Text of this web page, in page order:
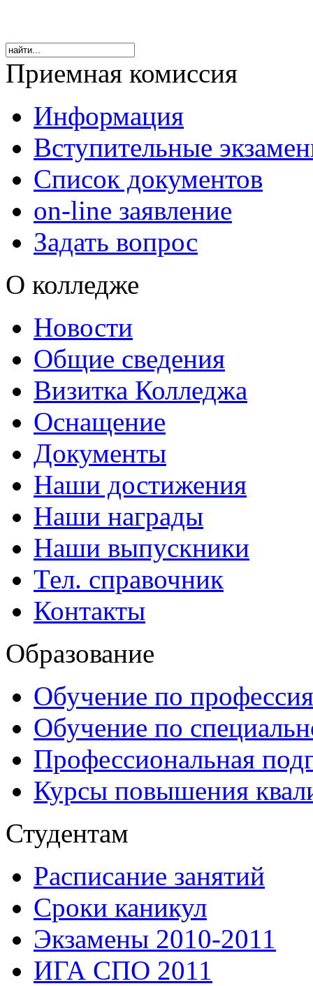
Приемная комиссия
Информация
Вступительные
Список документов
on-line заявление
Задать вопрос
О колледже
Новости
Общие сведения
Визитка Колледжа
Оснащение
Документы
Наши достижения
Наши награды
Наши выпускники
Тел. справочник
Контакты
Образование
Обучение по
Обучение по
Профессиональная
Курсы повышения
Студентам
Расписание занятий
Сроки каникул
Экзамены 2010-2011
ИГА СПО 2011